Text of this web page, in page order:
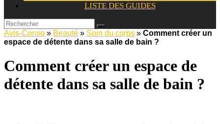
LISTE DES GUIDES
Avis-Conso » Beauté » Soin du corps » Comment créer un
espace de détente dans sa salle de bain ?
Comment créer un espace de
détente dans sa salle de bain ?